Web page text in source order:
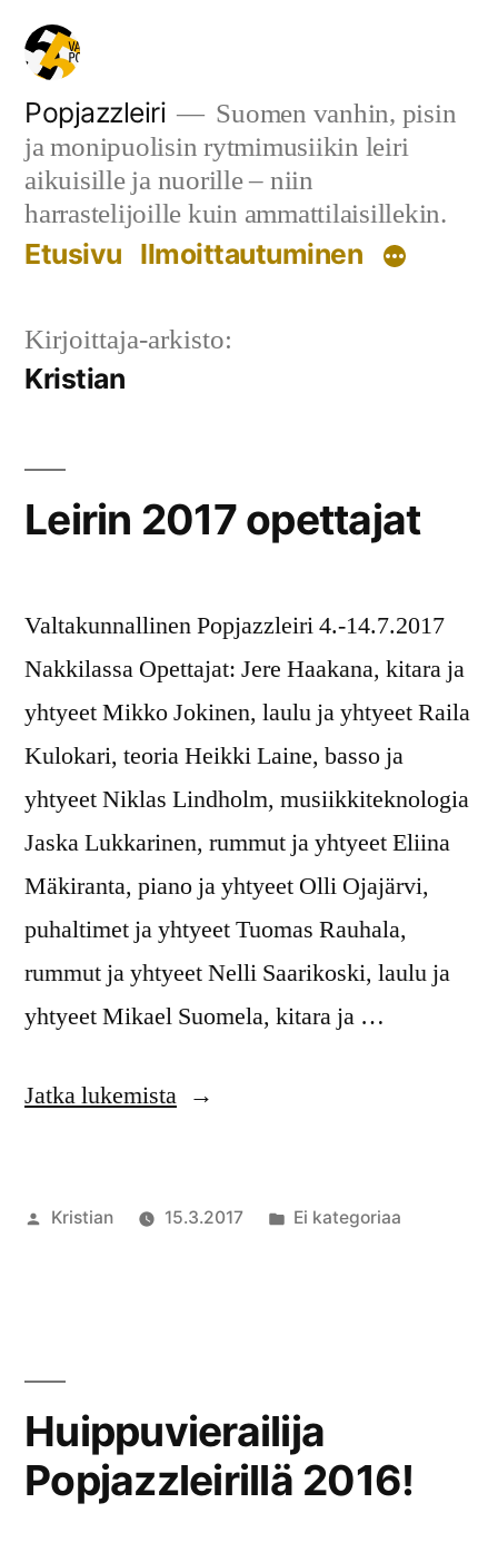
Siirry
sisältöön
Popjazzleiri
Suomen vanhin, pisin
ja monipuolisin rytmimusiikin leiri
aikuisille ja nuorille – niin
harrastelijoille kuin ammattilaisillekin.
Etusivu Ilmoittautuminen
Kirjoittaja-arkisto:
Kristian
Leirin 2017 opettajat
Valtakunnallinen Popjazzleiri 4.-14.7.2017
Nakkilassa Opettajat: Jere Haakana, kitara ja
yhtyeet Mikko Jokinen, laulu ja yhtyeet Raila
Kulokari, teoria Heikki Laine, basso ja
yhtyeet Niklas Lindholm, musiikkiteknologia
Jaska Lukkarinen, rummut ja yhtyeet Eliina
Mäkiranta, piano ja yhtyeet Olli Ojajärvi,
puhaltimet ja yhtyeet Tuomas Rauhala,
rummut ja yhtyeet Nelli Saarikoski, laulu ja
yhtyeet Mikael Suomela, kitara ja …
Jatka lukemista”Leirin
Artikkelin
Kristian 15.3.2017
Julkaistu
Ei kategoriaa
Huippuvierailija
Popjazzleirillä 2016!